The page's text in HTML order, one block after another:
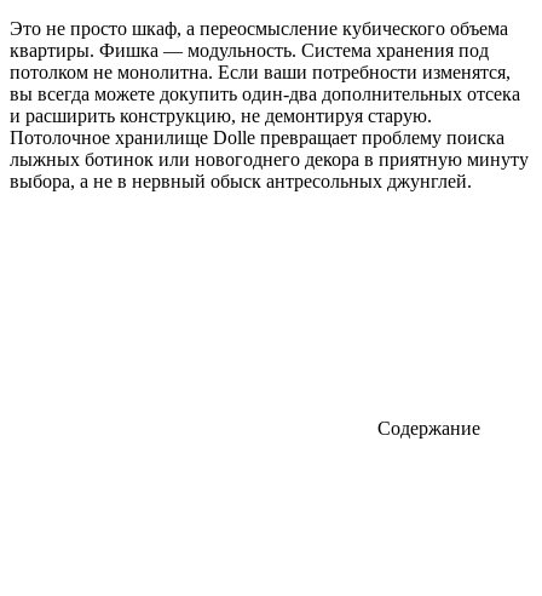
Это не просто шкаф, а переосмысление кубического объема
квартиры. Фишка — модульность. Система хранения под
потолком не монолитна. Если ваши потребности изменятся,
вы всегда можете докупить один-два дополнительных отсека
и расширить конструкцию, не демонтируя старую.
Потолочное хранилище Dolle превращает проблему поиска
лыжных ботинок или новогоднего декора в приятную минуту
выбора, а не в нервный обыск антресольных джунглей.
Содержание